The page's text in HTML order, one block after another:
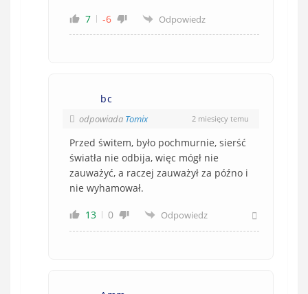
7
-6 Odpowiedz
bc
odpowiada Tomix 2 miesięcy temu
Przed świtem, było pochmurnie, sierść
światła nie odbija, więc mógł nie
zauważyć, a raczej zauważył za późno i
nie wyhamował.
13 0 Odpowiedz